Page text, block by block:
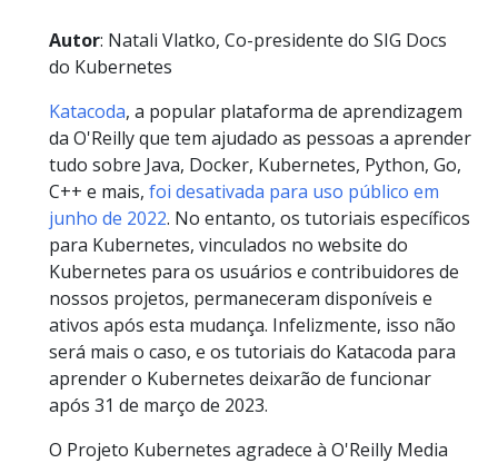
Autor: Natali Vlatko, Co-presidente do SIG Docs
do Kubernetes
Katacoda, a popular plataforma de aprendizagem
da O'Reilly que tem ajudado as pessoas a aprender
tudo sobre Java, Docker, Kubernetes, Python, Go,
C++ e mais, foi desativada para uso público em
junho de 2022. No entanto, os tutoriais específicos
para Kubernetes, vinculados no website do
Kubernetes para os usuários e contribuidores de
nossos projetos, permaneceram disponíveis e
ativos após esta mudança. Infelizmente, isso não
será mais o caso, e os tutoriais do Katacoda para
aprender o Kubernetes deixarão de funcionar
após 31 de março de 2023.
O Projeto Kubernetes agradece à O'Reilly Media